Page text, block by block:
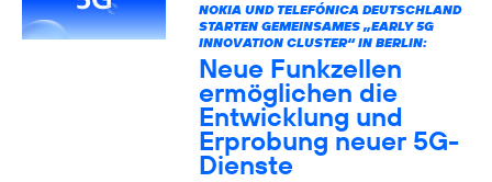
NOKIA UND TELEFÓNICA DEUTSCHLAND
STARTEN GEMEINSAMES „EARLY 5G
INNOVATION CLUSTER“ IN BERLIN:
Neue Funkzellen
ermöglichen die
Entwicklung und
Erprobung neuer 5G-
Dienste